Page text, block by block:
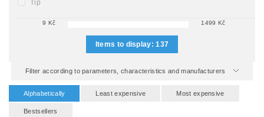
Tip
9 Kč 1499 Kč
Items to display:137
Filter according to parameters, characteristics and manufacturers
Alphabetically Least expensive Most expensive
Bestsellers